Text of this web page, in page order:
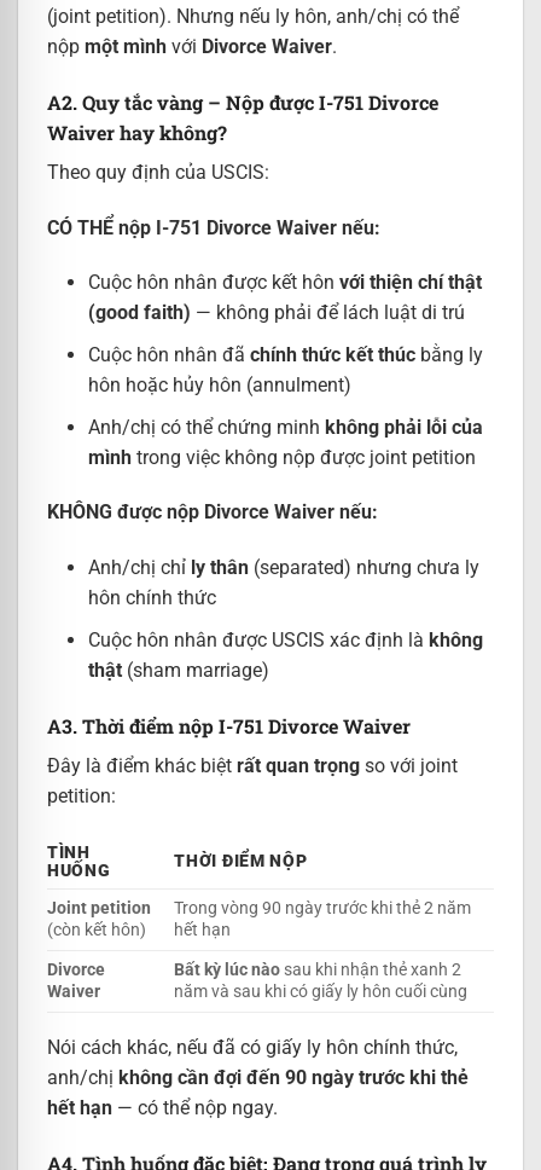
(joint petition). Nhưng nếu ly hôn, anh/chị có thể
nộp một mình với Divorce Waiver.
A2. Quy tắc vàng – Nộp được I-751 Divorce
Waiver hay không?
Theo quy định của USCIS:
CÓ THỂ nộp I-751 Divorce Waiver nếu:
Cuộc hôn nhân được kết hôn với thiện chí thật
(good faith) — không phải để lách luật di trú
Cuộc hôn nhân đã chính thức kết thúcbằng ly
hôn hoặc hủy hôn (annulment)
Anh/chị có thể chứng minh không phải lỗi của
mìnhtrong việc không nộp được joint petition
KHÔNG được nộp Divorce Waiver nếu:
Anh/chị chỉ ly thân(separated) nhưng chưa ly
hôn chính thức
Cuộc hôn nhân được USCIS xác định là không
thật(sham marriage)
A3. Thời điểm nộp I-751 Divorce Waiver
Đây là điểm khác biệt rất quan trọng so với joint
petition:
TÌNH
HUỐNG
THỜI ĐIỂM NỘP
Joint petition
(còn kết hôn)
Trong vòng 90 ngày trước khi thẻ 2 năm
hết hạn
Divorce
Waiver
Bất kỳ lúc nào sau khi nhận thẻ xanh 2
năm và sau khi có giấy ly hôn cuối cùng
Nói cách khác, nếu đã có giấy ly hôn chính thức,
anh/chị không cần đợi đến 90 ngày trước khi thẻ
hết hạn — có thể nộp ngay.
A4. Tình huống đặc biệt: Đang trong quá trình ly